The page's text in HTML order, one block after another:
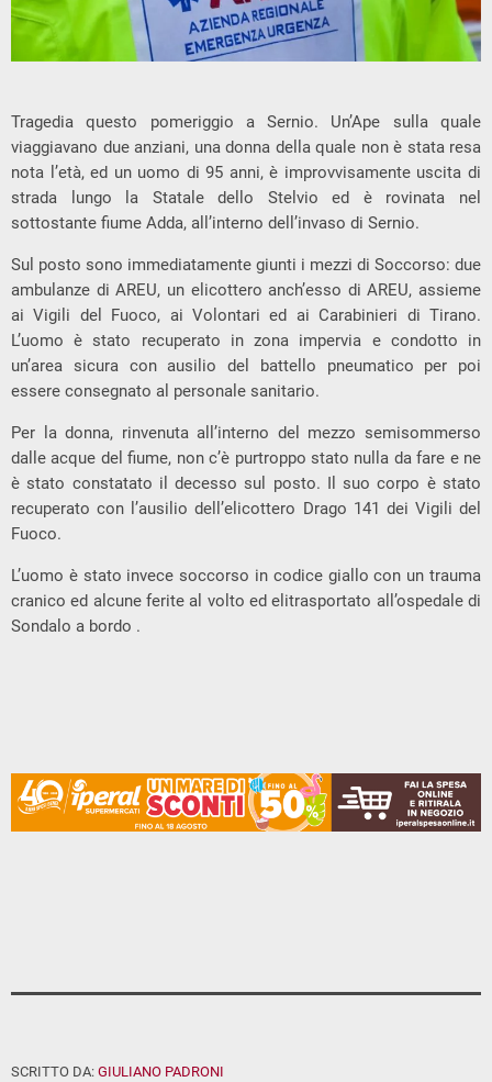
Tragedia questo pomeriggio a Sernio. Un’Ape sulla quale
viaggiavano due anziani, una donna della quale non è stata resa
nota l’età, ed un uomo di 95 anni, è improvvisamente uscita di
strada lungo la Statale dello Stelvio ed è rovinata nel
sottostante fiume Adda, all’interno dell’invaso di Sernio.
Sul posto sono immediatamente giunti i mezzi di Soccorso: due
ambulanze di AREU, un elicottero anch’esso di AREU, assieme
ai Vigili del Fuoco, ai Volontari ed ai Carabinieri di Tirano.
L’uomo è stato recuperato in zona impervia e condotto in
un’area sicura con ausilio del battello pneumatico per poi
essere consegnato al personale sanitario.
Per la donna, rinvenuta all’interno del mezzo semisommerso
dalle acque del fiume, non c’è purtroppo stato nulla da fare e ne
è stato constatato il decesso sul posto. Il suo corpo è stato
recuperato con l’ausilio dell’elicottero Drago 141 dei Vigili del
Fuoco.
L’uomo è stato invece soccorso in codice giallo con un trauma
cranico ed alcune ferite al volto ed elitrasportato all’ospedale di
Sondalo a bordo .
SCRITTO DA: GIULIANO PADRONI